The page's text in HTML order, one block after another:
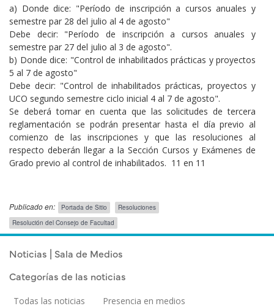
Noticias | Sala de Medios
Categorías de las noticias
Todas las noticias Presencia en medios
a) Donde dice: "Período de inscripción a cursos anuales y
semestre par 28 del julio al 4 de agosto"
Debe decir: "Período de inscripción a cursos anuales y
semestre par 27 del julio al 3 de agosto".
b) Donde dice: "Control de inhabilitados prácticas y proyectos
5 al 7 de agosto"
Debe decir: "Control de inhabilitados prácticas, proyectos y
UCO segundo semestre ciclo inicial 4 al 7 de agosto".
Se deberá tomar en cuenta que las solicitudes de tercera
reglamentación se podrán presentar hasta el día previo al
comienzo de las inscripciones y que las resoluciones al
respecto deberán llegar a la Sección Cursos y Exámenes de
Grado previo al control de inhabilitados. 11 en 11
Publicado en: Portada de Sitio
Resoluciones
Resolución del Consejo de Facultad
Publicado el Viernes 8 Mayo, 2026